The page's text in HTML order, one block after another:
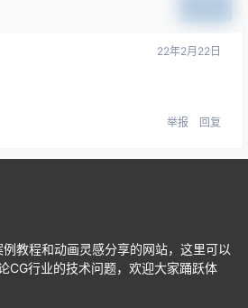
22年2月22日
举报 回复
教程和动画灵感分享的网站，这里可以
CG行业的技术问题，欢迎大家踊跃体